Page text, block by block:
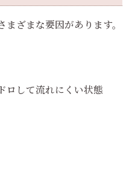
ざまな要因があります。
して流れにくい状態